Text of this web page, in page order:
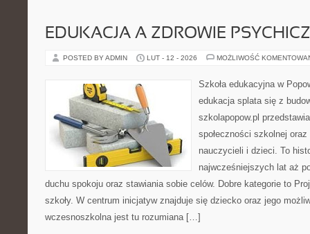
EDUKACJA A ZDROWIE
POSTED BY ADMIN LUT - 12 - 2026 MOŻLIWOŚĆ
Szkoła edukacyjna w
edukacja splata się z
szkolapopow.pl
społeczności szkolnej
nauczycieli i dzieci. To
najwcześniejszych lat aż
duchu spokoju oraz stawiania sobie celów. Dobre kategorie to
szkoły. W centrum inicjatyw znajduje się dziecko oraz jego
wczesnoszkolna jest tu rozumiana […]